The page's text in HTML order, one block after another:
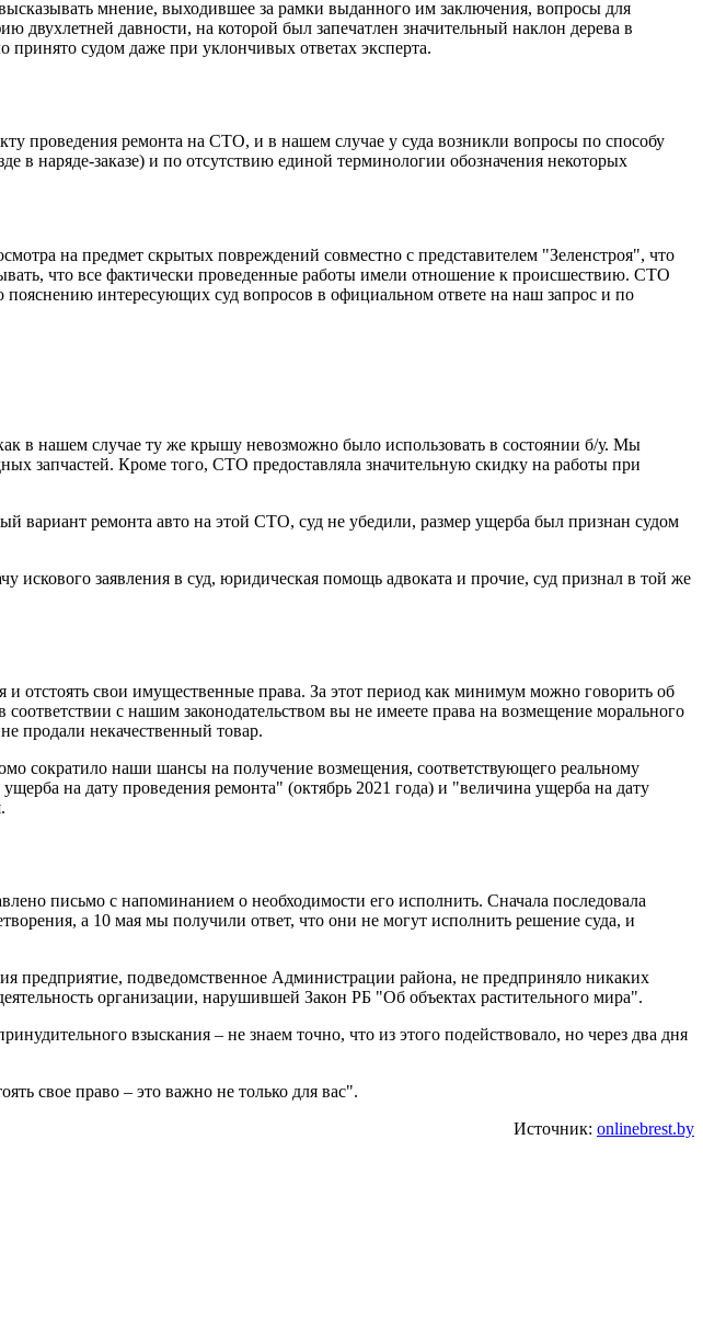
мнение, выходившее за рамки выданного им заключения, вопросы для
давности, на которой был запечатлен значительный наклон дерева в
принято судом даже при уклончивых ответах эксперта.
проведения ремонта на СТО, и в нашем случае у суда возникли вопросы по способу
в наряде-заказе) и по отсутствию единой терминологии обозначения некоторых
на предмет скрытых повреждений совместно с представителем "Зеленстроя", что
что все фактически проведенные работы имели отношение к происшествию. СТО
интересующих суд вопросов в официальном ответе на наш запрос и по
в нашем случае ту же крышу невозможно было использовать в состоянии б/у. Мы
запчастей. Кроме того, СТО предоставляла значительную скидку на работы при
ремонта авто на этой СТО, суд не убедили, размер ущерба был признан судом
заявления в суд, юридическая помощь адвоката и прочие, суд признал в той же
отстоять свои имущественные права. За этот период как минимум можно говорить об
с нашим законодательством вы не имеете права на возмещение морального
продали некачественный товар.
сократило наши шансы на получение возмещения, соответствующего реальному
на дату проведения ремонта" (октябрь 2021 года) и "величина ущерба на дату
письмо с напоминанием о необходимости его исполнить. Сначала последовала
а 10 мая мы получили ответ, что они не могут исполнить решение суда, и
предприятие, подведомственное Администрации района, не предприняло никаких
организации, нарушившей Закон РБ "Об объектах растительного мира".
взыскания – не знаем точно, что из этого подействовало, но через два дня
свое право – это важно не только для вас".
Источник: onlinebrest.by